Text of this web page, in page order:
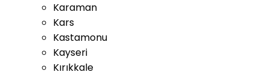
Karaman
Kars
Kastamonu
Kayseri
Kırıkkale